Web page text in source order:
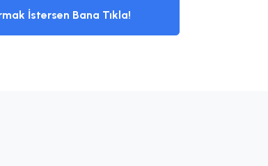
İstersen Bana Tıkla!